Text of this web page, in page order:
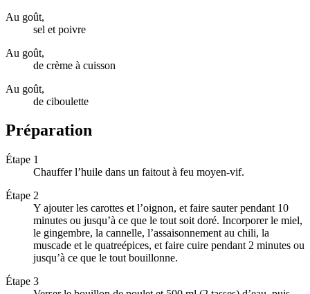
Au goût,
sel et poivre
Au goût,
de crème à cuisson
Au goût,
de ciboulette
Préparation
Étape 1
Chauffer l’huile dans un faitout à feu moyen-vif.
Étape 2
Y ajouter les carottes et l’oignon, et faire sauter pendant 10
minutes ou jusqu’à ce que le tout soit doré. Incorporer le miel,
le gingembre, la cannelle, l’assaisonnement au chili, la
muscade et le quatreépices, et faire cuire pendant 2 minutes ou
jusqu’à ce que le tout bouillonne.
Étape 3